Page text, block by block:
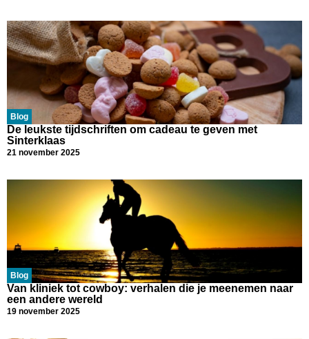
Blog
De leukste tijdschriften om cadeau te geven met
Sinterklaas
21 november 2025
Blog
Van kliniek tot cowboy: verhalen die je meenemen naar
een andere wereld
19 november 2025